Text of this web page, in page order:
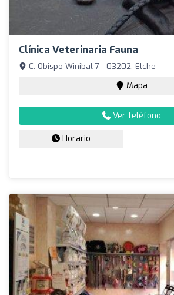
Clínica Veterinaria Fauna
C. Obispo Winibal 7 - 03202, Elche
Mapa
Ver teléfono
Horario